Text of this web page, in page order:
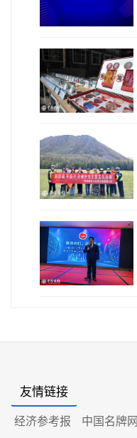
友情链接
经济参考报 中国名牌网